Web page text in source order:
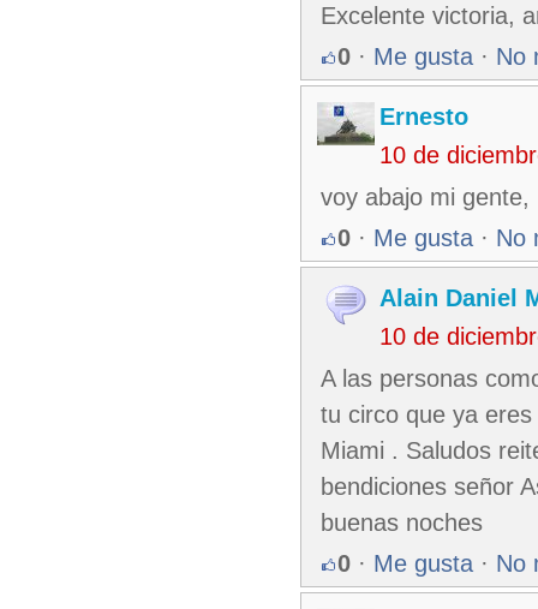
Excelente victoria,
0 · Me gusta · No
Ernesto
10 de
voy abajo mi
0 · Me gusta · No
Alain Daniel
10 de
A las personas
tu circo que ya
Miami . Saludos
bendiciones señor
buenas noches
0 · Me gusta · No